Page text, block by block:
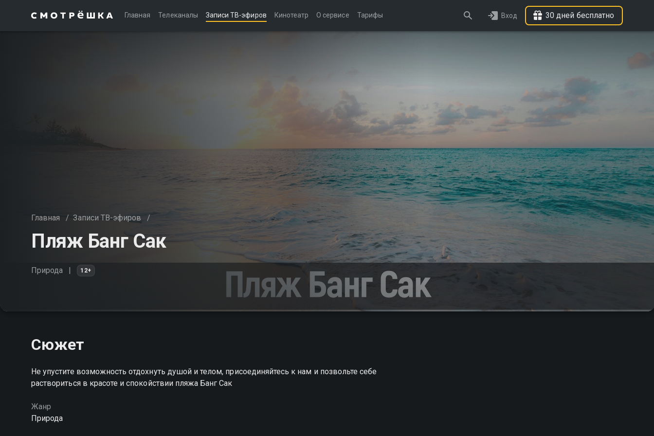
Главная Телеканалы Записи ТВ-эфиров Кинотеатр О сервисе Тарифы Вход 30 дней бесплатно
Главная / Записи ТВ-эфиров /
Пляж Банг Сак
Природа 12+
Сюжет
Не упустите возможность отдохнуть душой и телом, присоединяйтесь к нам и позвольте себе
раствориться в красоте и спокойствии пляжа Банг Сак
Жанр
Природа